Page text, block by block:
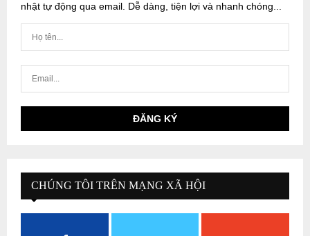
nhật tự động qua email. Dễ dàng, tiện lợi và nhanh chóng...
CHÚNG TÔI TRÊN MẠNG XÃ HỘI